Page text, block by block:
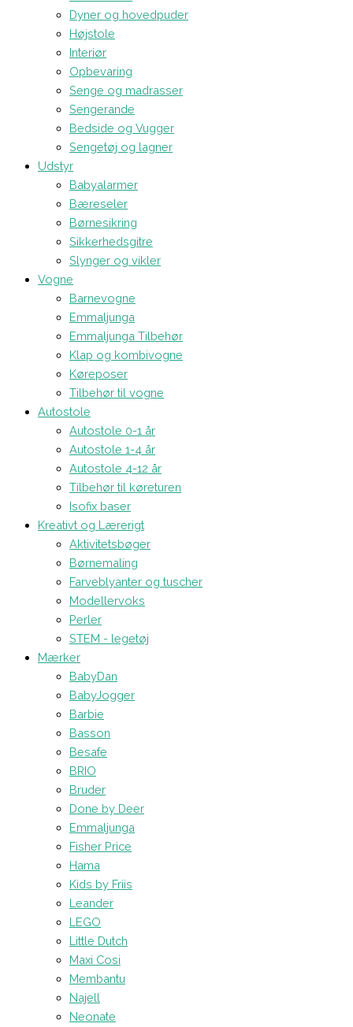
Dyner og hovedpuder
Højstole
Interiør
Opbevaring
Senge og madrasser
Sengerande
Bedside og Vugger
Sengetøj og lagner
Udstyr
Babyalarmer
Bæreseler
Børnesikring
Sikkerhedsgitre
Slynger og vikler
Vogne
Barnevogne
Emmaljunga
Emmaljunga Tilbehør
Klap og kombivogne
Køreposer
Tilbehør til vogne
Autostole
Autostole 0-1 år
Autostole 1-4 år
Autostole 4-12 år
Tilbehør til køreturen
Isofix baser
Kreativt og Lærerigt
Aktivitetsbøger
Børnemaling
Farveblyanter og tuscher
Modellervoks
Perler
STEM - legetøj
Mærker
BabyDan
BabyJogger
Barbie
Basson
Besafe
BRIO
Bruder
Done by Deer
Emmaljunga
Fisher Price
Hama
Kids by Friis
Leander
LEGO
Little Dutch
Maxi Cosi
Membantu
Najell
Neonate